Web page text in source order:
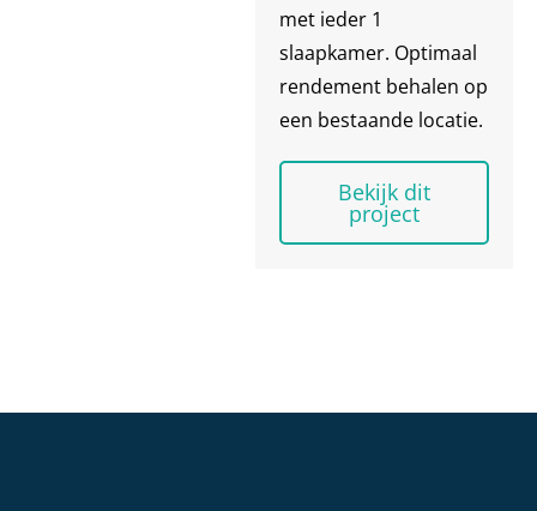
met ieder 1
slaapkamer. Optimaal
rendement behalen op
een bestaande locatie.
Bekijk dit
project